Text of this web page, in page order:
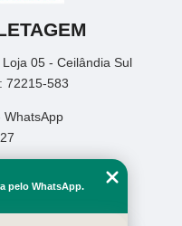
05 - Ceilândia Sul
72215-583
WhatsApp
pelo WhatsApp.